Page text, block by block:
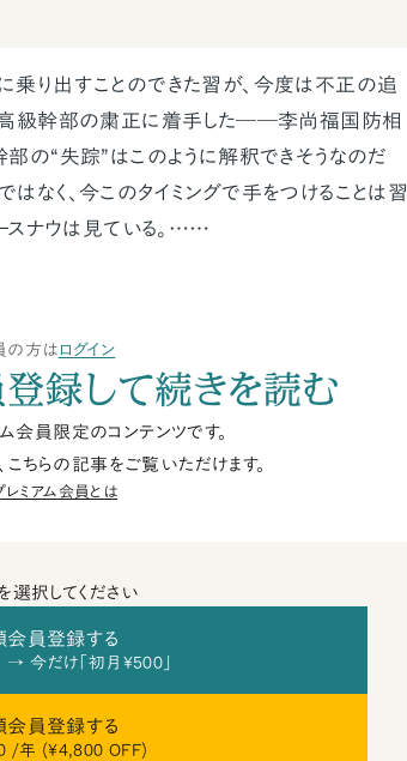
り出すことのできた習が、今度は不正の追
高級幹部の粛正に着手した――李尚福国防相
の“失踪”はこのように解釈できそうなのだ
なく、今このタイミングで手をつけることは習
スナウは見ている。……
の方は ログイン
録して続きを読む
会員限定のコンテンツです。
こちらの記事をご覧いただけます。
レミアム会員とは
選択してください
会員登録する
今だけ「初月¥500」
会員登録する
/年 (¥4,800 OFF)